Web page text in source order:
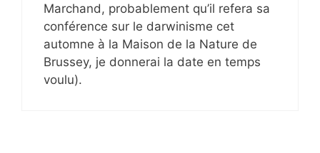
Marchand, probablement qu’il refera sa
conférence sur le darwinisme cet
automne à la Maison de la Nature de
Brussey, je donnerai la date en temps
voulu).